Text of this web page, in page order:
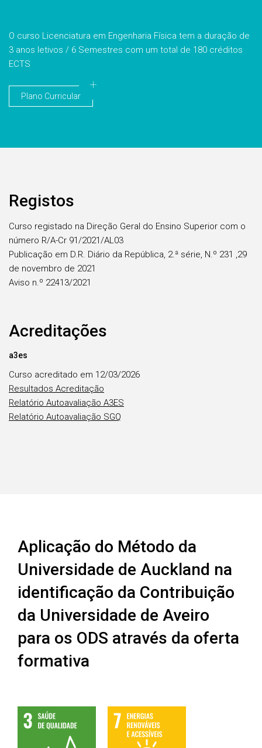
O curso Licenciatura em Engenharia Física tem a duração de
3 anos letivos / 6 Semestres com um total de 180 créditos
ECTS
Plano Curricular
Registos
Curso registado na Direção Geral do Ensino Superior com o
número R/A-Cr 91/2021/AL03
Publicação em D.R. Diário da República, 2.ª série, N.º 231 ,29
de novembro de 2021
Aviso n.º 22413/2021
Acreditações
a3es
Curso acreditado em 12/03/2026
Resultados Acreditação
Relatório Autoavaliação A3ES
Relatório Autoavaliação SGQ
Aplicação do Método da
Universidade de Auckland na
identificação da Contribuição
da Universidade de Aveiro
para os ODS através da oferta
formativa